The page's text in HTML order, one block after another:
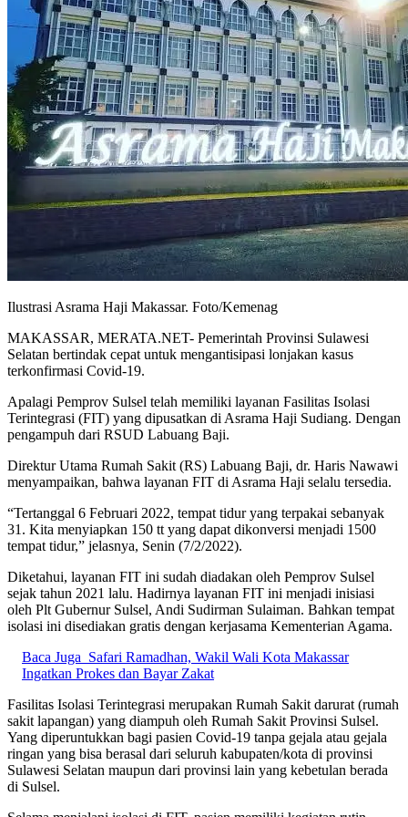
Ilustrasi Asrama Haji Makassar. Foto/Kemenag
MAKASSAR, MERATA.NET- Pemerintah Provinsi Sulawesi
Selatan bertindak cepat untuk mengantisipasi lonjakan kasus
terkonfirmasi Covid-19.
Apalagi Pemprov Sulsel telah memiliki layanan Fasilitas Isolasi
Terintegrasi (FIT) yang dipusatkan di Asrama Haji Sudiang. Dengan
pengampuh dari RSUD Labuang Baji.
Direktur Utama Rumah Sakit (RS) Labuang Baji, dr. Haris Nawawi
menyampaikan, bahwa layanan FIT di Asrama Haji selalu tersedia.
“Tertanggal 6 Februari 2022, tempat tidur yang terpakai sebanyak
31. Kita menyiapkan 150 tt yang dapat dikonversi menjadi 1500
tempat tidur,” jelasnya, Senin (7/2/2022).
Diketahui, layanan FIT ini sudah diadakan oleh Pemprov Sulsel
sejak tahun 2021 lalu. Hadirnya layanan FIT ini menjadi inisiasi
oleh Plt Gubernur Sulsel, Andi Sudirman Sulaiman. Bahkan tempat
isolasi ini disediakan gratis dengan kerjasama Kementerian Agama.
Baca Juga Safari Ramadhan, Wakil Wali Kota Makassar
Ingatkan Prokes dan Bayar Zakat
Fasilitas Isolasi Terintegrasi merupakan Rumah Sakit darurat (rumah
sakit lapangan) yang diampuh oleh Rumah Sakit Provinsi Sulsel.
Yang diperuntukkan bagi pasien Covid-19 tanpa gejala atau gejala
ringan yang bisa berasal dari seluruh kabupaten/kota di provinsi
Sulawesi Selatan maupun dari provinsi lain yang kebetulan berada
di Sulsel.